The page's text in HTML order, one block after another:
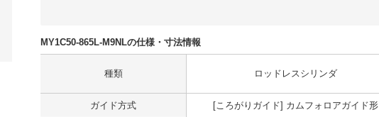
MY1C50-865L-M9NLの仕様・寸法情報
種類 ロッドレスシリンダ
ガイド方式 [ころがりガイド] カムフォロアガイド形